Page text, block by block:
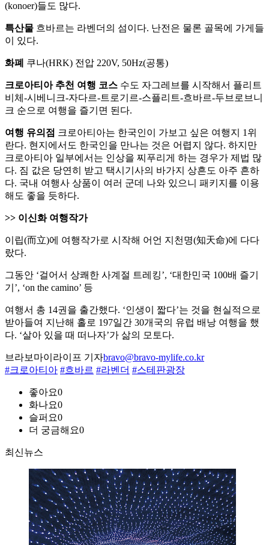
(konoer)들도 많다.
특산물 흐바르는 라벤더의 섬이다. 난전은 물론 골목에 가게들
이 있다.
화폐 쿠나(HRK) 전압 220V, 50Hz(공통)
크로아티아 추천 여행 코스 수도 자그레브를 시작해서 플리트
비체-시베니크-자다르-트로기르-스플리트-흐바르-두브로브니
크 순으로 여행을 즐기면 된다.
여행 유의점 크로아티아는 한국인이 가보고 싶은 여행지 1위
란다. 현지에서도 한국인을 만나는 것은 어렵지 않다. 하지만
크로아티아 일부에서는 인상을 찌푸리게 하는 경우가 제법 많
다. 짐 값은 당연히 받고 택시기사의 바가지 상흔도 아주 흔하
다. 국내 여행사 상품이 여러 군데 나와 있으니 패키지를 이용
해도 좋을 듯하다.
>> 이신화 여행작가
이립(而立)에 여행작가로 시작해 어언 지천명(知天命)에 다다
랐다.
그동안 ‘걸어서 상쾌한 사계절 트레킹’, ‘대한민국 100배 즐기
기’, ‘on the camino’ 등
여행서 총 14권을 출간했다. ‘인생이 짧다’는 것을 현실적으로
받아들여 지난해 홀로 197일간 30개국의 유럽 배낭 여행을 했
다. ‘살아 있을 때 떠나자’가 삶의 모토다.
브라보마이라이프 기자bravo@bravo-mylife.co.kr
#크로아티아 #흐바르 #라벤더 #스테판광장
좋아요0
화나요0
슬퍼요0
더 궁금해요0
최신뉴스